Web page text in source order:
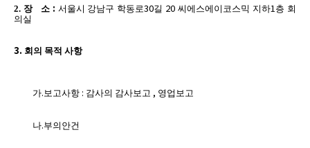
2. 장 소: 서울시 강남구 학동로30길 20씨에스에이코스믹 지하1층 회
의실
3. 회의 목적 사항
가. 보고사항: 감사의 감사보고 , 영업보고
나.부의안건